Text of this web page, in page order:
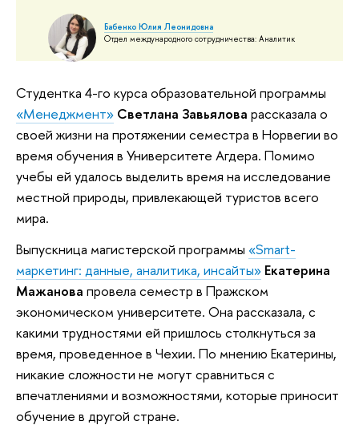
Бабенко Юлия Леонидовна
Отдел международного сотрудничества: Аналитик
Студентка 4-го курса образовательной программы
«Менеджмент» Светлана Завьялова рассказала о
своей жизни на протяжении семестра в Норвегии во
время обучения в Университете Агдера. Помимо
учебы ей удалось выделить время на исследование
местной природы, привлекающей туристов всего
мира.
Выпускница магистерской программы «Smart-
маркетинг: данные, аналитика, инсайты» Екатерина
Мажанова провела семестр в Пражском
экономическом университете. Она рассказала, с
какими трудностями ей пришлось столкнуться за
время, проведенное в Чехии. По мнению Екатерины,
никакие сложности не могут сравниться с
впечатлениями и возможностями, которые приносит
обучение в другой стране.